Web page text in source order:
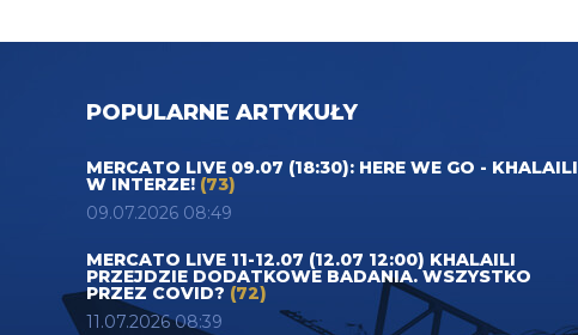
POPULARNE ARTYKUŁY
MERCATO LIVE 09.07 (18:30): HERE WE GO - KHALAILI
W INTERZE! (73)
09.07.2026 08:49
MERCATO LIVE 11-12.07 (12.07 12:00) KHALAILI
PRZEJDZIE DODATKOWE BADANIA. WSZYSTKO
PRZEZ COVID? (72)
11.07.2026 08:39